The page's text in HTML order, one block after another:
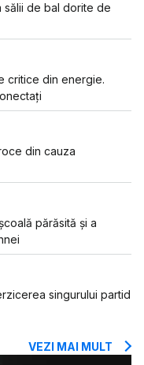
sălii de bal dorite de
critice din energie.
din cauza
părăsită și a
singurului partid
VEZI MAI MULT